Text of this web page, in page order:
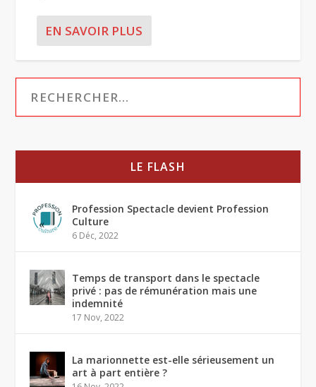
EN SAVOIR PLUS
LE FLASH
Profession Spectacle devient Profession
Culture
6 Déc, 2022
Temps de transport dans le spectacle
privé : pas de rémunération mais une
indemnité
17 Nov, 2022
La marionnette est-elle sérieusement un
art à part entière ?